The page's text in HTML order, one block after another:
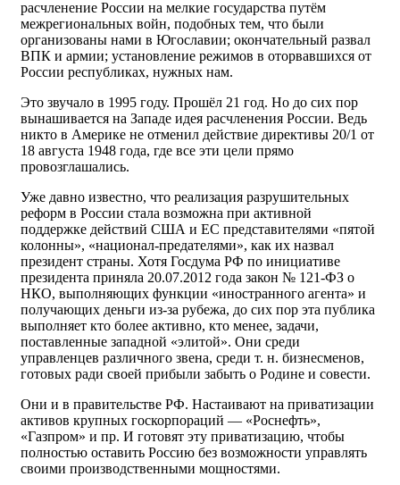
расчленение России на мелкие государства путём
межрегиональных войн, подобных тем, что были
организованы нами в Югославии; окончательный развал
ВПК и армии; установление режимов в оторвавшихся от
России республиках, нужных нам.
Это звучало в 1995 году. Прошёл 21 год. Но до сих пор
вынашивается на Западе идея расчленения России. Ведь
никто в Америке не отменил действие директивы 20/1 от
18 августа 1948 года, где все эти цели прямо
провозглашались.
Уже давно известно, что реализация разрушительных
реформ в России стала возможна при активной
поддержке действий США и ЕС представителями «пятой
колонны», «национал-предателями», как их назвал
президент страны. Хотя Госдума РФ по инициативе
президента приняла 20.07.2012 года закон № 121-ФЗ о
НКО, выполняющих функции «иностранного агента» и
получающих деньги из-за рубежа, до сих пор эта публика
выполняет кто более активно, кто менее, задачи,
поставленные западной «элитой». Они среди
управленцев различного звена, среди т. н. бизнесменов,
готовых ради своей прибыли забыть о Родине и совести.
Они и в правительстве РФ. Настаивают на приватизации
активов крупных госкорпораций — «Роснефть»,
«Газпром» и пр. И готовят эту приватизацию, чтобы
полностью оставить Россию без возможности управлять
своими производственными мощностями.